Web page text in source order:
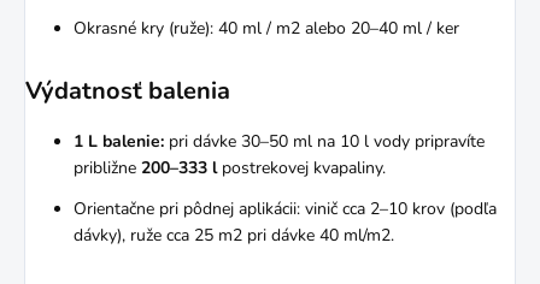
Okrasné kry (ruže): 40 ml / m2 alebo 20–40 ml / ker
Výdatnosť balenia
1 L balenie: pri dávke 30–50 ml na 10 l vody pripravíte
približne 200–333 lpostrekovej kvapaliny.
Orientačne pri pôdnej aplikácii: vinič cca 2–10 krov (podľa
dávky), ruže cca 25 m2 pri dávke 40 ml/m2.